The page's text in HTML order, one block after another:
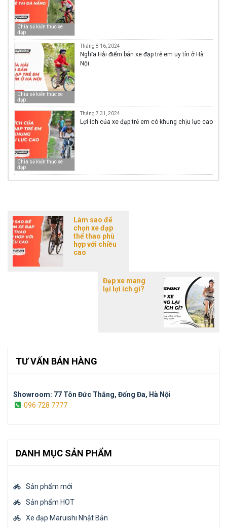
Chia sẻ kiến thức xe
đạp
Chia sẻ kiến thức xe
đạp
Tháng 8 16, 2024
Nghĩa Hải điểm bán xe đạp trẻ em uy tín ở Hà
Nội
Chia sẻ kiến thức xe
đạp
Tháng 7 31, 2024
Lợi ích của xe đạp trẻ em có khung chịu lực cao
Làm sao để
chọn xe đạp
thể thao phù
hợp với chiều
cao
Đạp xe mang
lại lợi ích gì?
TƯ VẤN BÁN HÀNG
Showroom: 77 Tôn Đức Thắng, Đống Đa, Hà Nội
096 728 7777
DANH MỤC SẢN PHẨM
Sản phẩm mới
Sản phẩm HOT
Xe đạp Maruishi Nhật Bản